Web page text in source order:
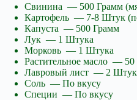
Свинина — 500 Грамм
Картофель — 7-8 Штук
Капуста — 500 Грамм
Лук — 1 Штука
Морковь — 1 Штука
Растительное масло —
Лавровый лист — 2
Соль — По вкусу
Специи — По вкусу